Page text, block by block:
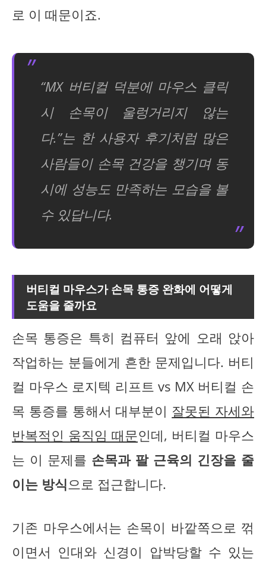
로 이 때문이죠.
“MX 버티컬 덕분에 마우스 클릭
시 손목이 울렁거리지 않는
다.”는 한 사용자 후기처럼 많은
사람들이 손목 건강을 챙기며 동
시에 성능도 만족하는 모습을 볼
수 있답니다.
버티컬 마우스가 손목 통증 완화에 어떻게
도움을 줄까요
손목 통증은 특히 컴퓨터 앞에 오래 앉아
작업하는 분들에게 흔한 문제입니다. 버티
컬 마우스 로지텍 리프트 vs MX 버티컬 손
목 통증를 통해서 대부분이 잘못된 자세와
반복적인 움직임 때문인데, 버티컬 마우스
는 이 문제를 손목과 팔 근육의 긴장을 줄
이는 방식으로 접근합니다.
기존 마우스에서는 손목이 바깥쪽으로 꺾
이면서 인대와 신경이 압박당할 수 있는